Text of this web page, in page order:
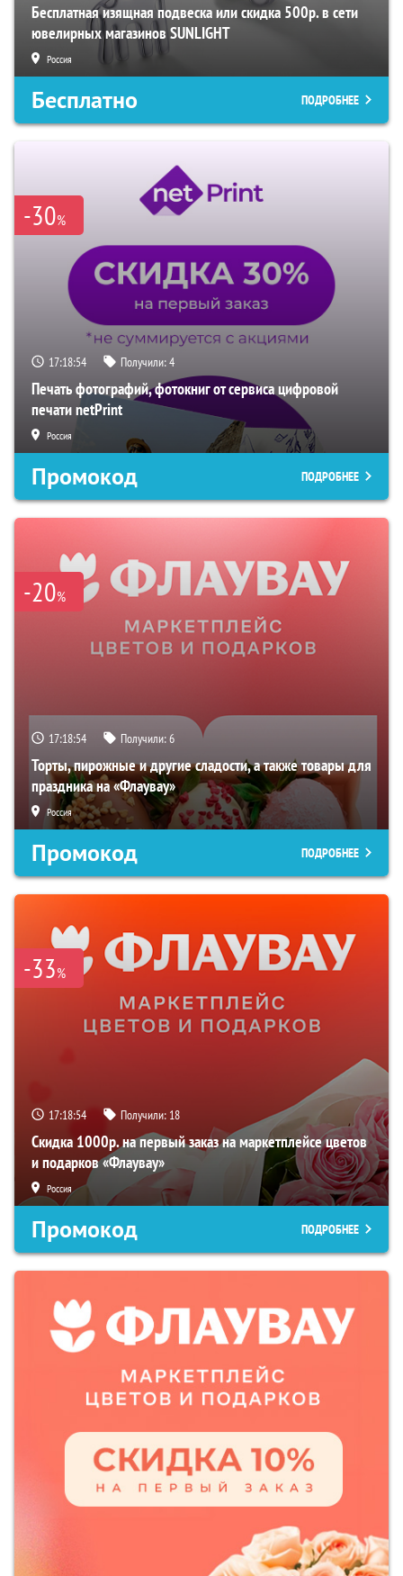
Бесплатная изящная подвеска или скидка 500р. в сети
ювелирных магазинов SUNLIGHT
Россия
Бесплатно ПОДРОБНЕЕ
-30%
17:18:53 Получили:4
Печать фотографий, фотокниг от сервиса цифровой
печати netPrint
Россия
Промокод ПОДРОБНЕЕ
-20%
17:18:53 Получили:6
Торты, пирожные и другие сладости, а также товары для
праздника на «Флаувау»
Россия
Промокод ПОДРОБНЕЕ
-33%
17:18:53 Получили: 18
Скидка 1000р. на первый заказ на маркетплейсе цветов
и подарков «Флаувау»
Россия
Промокод ПОДРОБНЕЕ